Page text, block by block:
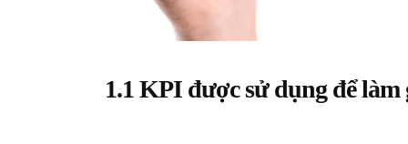
1.1 KPI được sử dụng để làm